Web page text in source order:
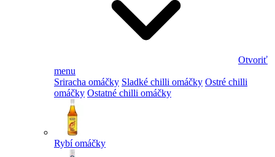
Otvoriť
menu
Sriracha omáčky Sladké chilli omáčky Ostré chilli
omáčky Ostatné chilli omáčky
Rybí omáčky